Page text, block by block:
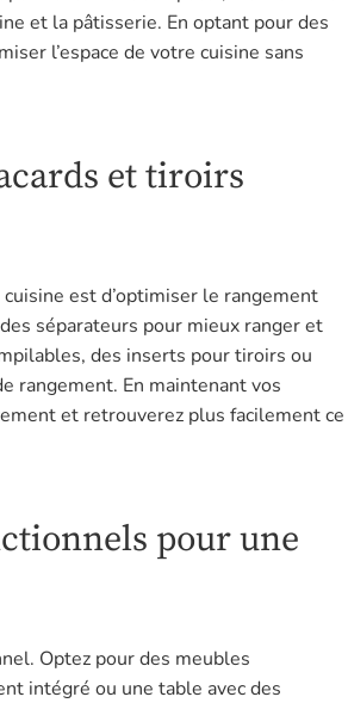
et la pâtisserie. En optant pour des
l’espace de votre cuisine sans
et tiroirs
est d’optimiser le rangement
séparateurs pour mieux ranger et
des inserts pour tiroirs ou
rangement. En maintenant vos
et retrouverez plus facilement ce
pour une
Optez pour des meubles
intégré ou une table avec des